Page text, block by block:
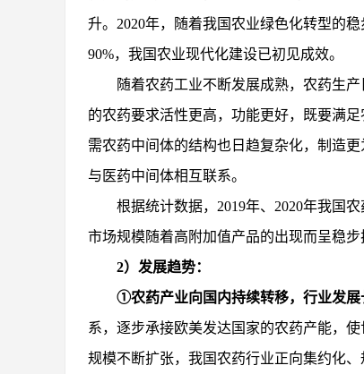
升。2020年，随着我国农业绿色化转型的
90%，我国农业现代化建设已初见成效。
随着农药工业不断发展成熟，农药生
的农药要求活性更高，功能更好，既要满
需农药中间体的结构也日趋复杂化，制造
与医药中间体相互联系。
根据统计数据， 2019年、2020年我国
市场规模随着高附加值产品的出现而呈稳步
2）发展趋势：
①农药产业向国内持续转移，行业发展
系，逐步承接欧美发达国家的农药产能，
规模不断扩张，我国农药行业正向集约化